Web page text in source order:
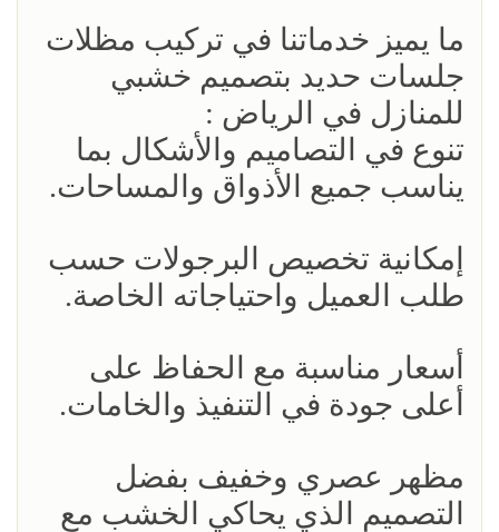
ما يميز خدماتنا في تركيب مظلات
جلسات حديد بتصميم خشبي
للمنازل في الرياض :
تنوع في التصاميم والأشكال بما
يناسب جميع الأذواق والمساحات.
إمكانية تخصيص البرجولات حسب
طلب العميل واحتياجاته الخاصة.
أسعار مناسبة مع الحفاظ على
أعلى جودة في التنفيذ والخامات.
مظهر عصري وخفيف بفضل
التصميم الذي يحاكي الخشب مع